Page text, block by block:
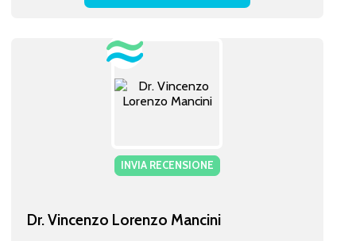
INVIA RECENSIONE
Dr. Vincenzo Lorenzo Mancini